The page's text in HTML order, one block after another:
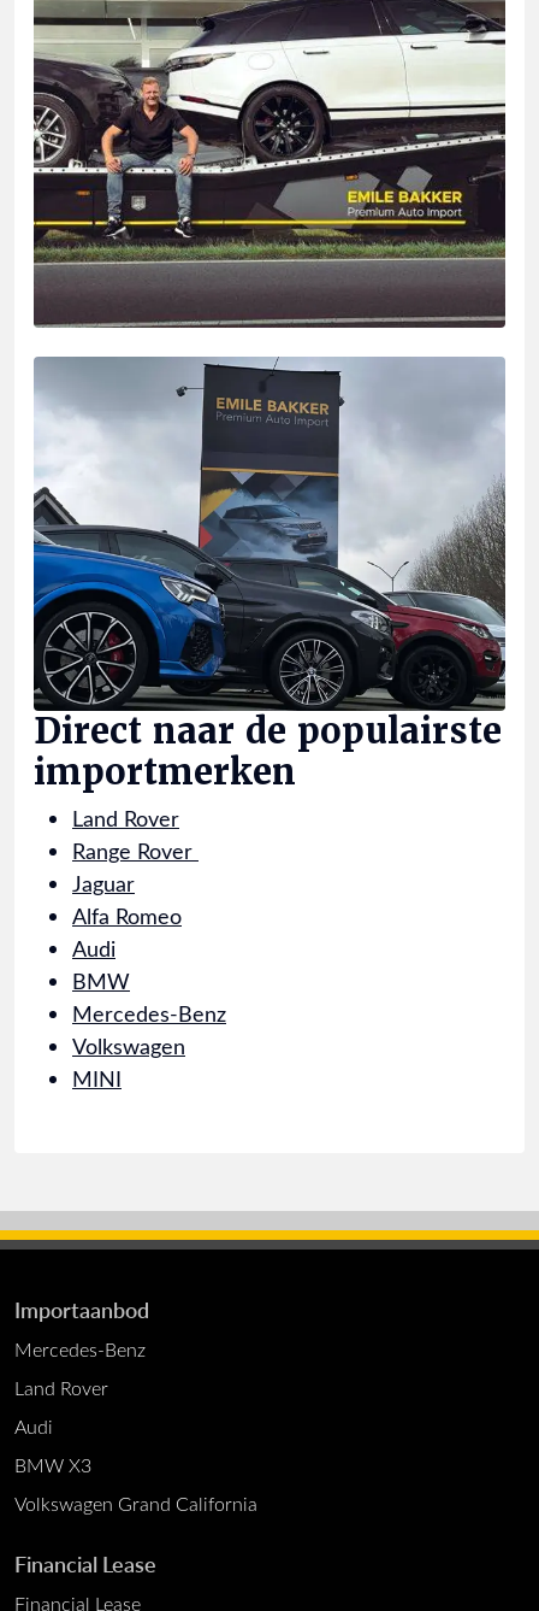
Direct naar de populairste
importmerken
Land Rover
Range Rover
Jaguar
Alfa Romeo
Audi
BMW
Mercedes-Benz
Volkswagen
MINI
Importaanbod
Mercedes-Benz
Land Rover
Audi
BMW X3
Volkswagen Grand California
Financial Lease
Financial Lease